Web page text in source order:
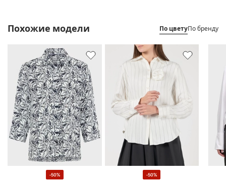
Похожие модели По цветуПо бренду
-50% -50%